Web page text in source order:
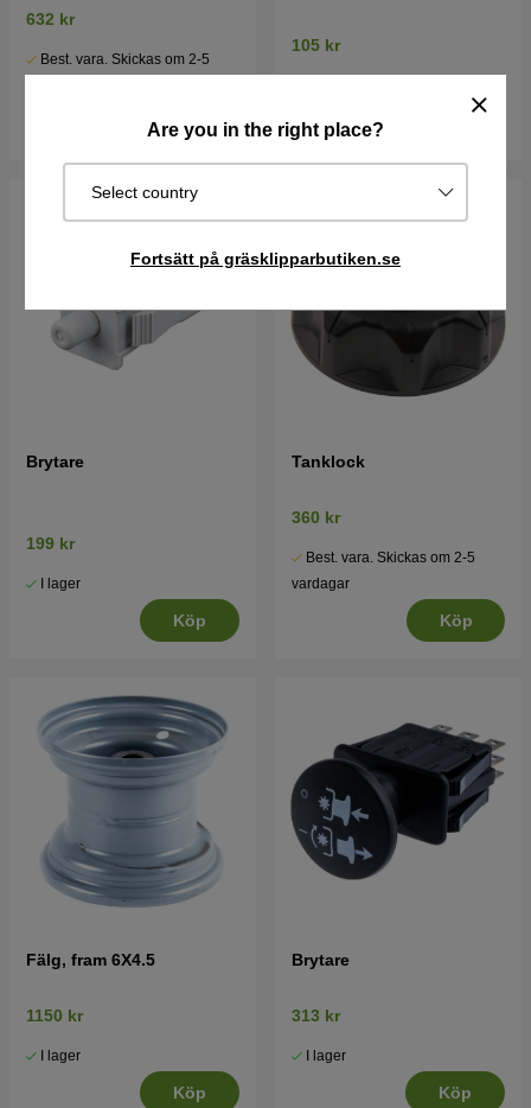
Are you in the right place?
Select country
Fortsätt på gräsklipparbutiken.se
632 kr
Best. vara. Skickas om 2-5
Köp
105 kr
Brytare
199 kr
I lager
Köp
Tanklock
360 kr
Best. vara. Skickas om 2-5
vardagar
Köp
Fälg, fram 6X4.5
1150 kr
I lager
Köp
Brytare
313 kr
I lager
Köp